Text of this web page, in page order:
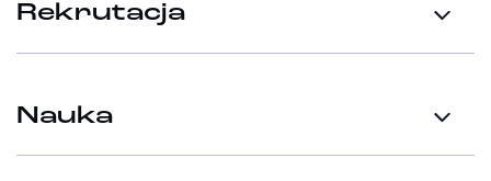
Rekrutacja
Nauka